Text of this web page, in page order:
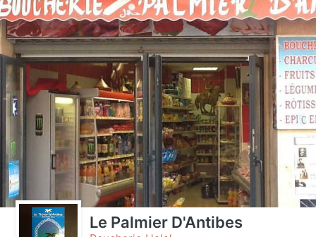
Le Palmier D'Antibes